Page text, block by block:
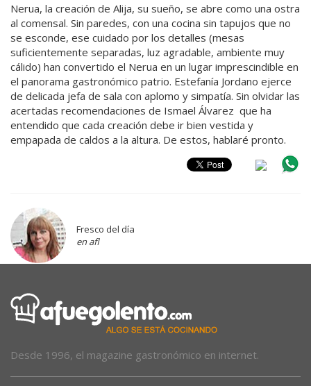
Nerua, la creación de Alija, su sueño, se abre como una ostra
al comensal. Sin paredes, con una cocina sin tapujos que no
se esconde, ese cuidado por los detalles (mesas
suficientemente separadas, luz agradable, ambiente muy
cálido) han convertido el Nerua en un lugar imprescindible en
el panorama gastronómico patrio. Estefanía Jordano ejerce
de delicada jefa de sala con aplomo y simpatía. Sin olvidar las
acertadas recomendaciones de Ismael Álvarez que ha
entendido que cada creación debe ir bien vestida y
empapada de caldos a la altura. De estos, hablaré pronto.
Fresco del día
en afl
Desde 1996, el magazine gastronómico en internet.